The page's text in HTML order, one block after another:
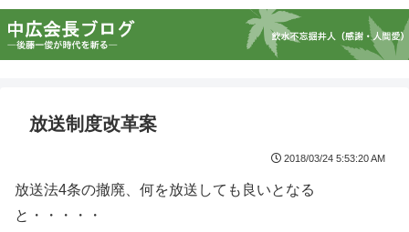
放送制度改革案
2018/03/24 5:53:20 AM
放送法4条の撤廃、何を放送しても良いとなる
と・・・・・